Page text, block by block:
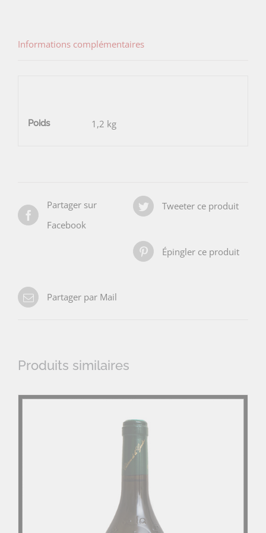
Informations complémentaires
Poids 1,2 kg
Partager sur
Facebook
Tweeter ce produit
Épingler ce produit
Partager par Mail
Produits similaires